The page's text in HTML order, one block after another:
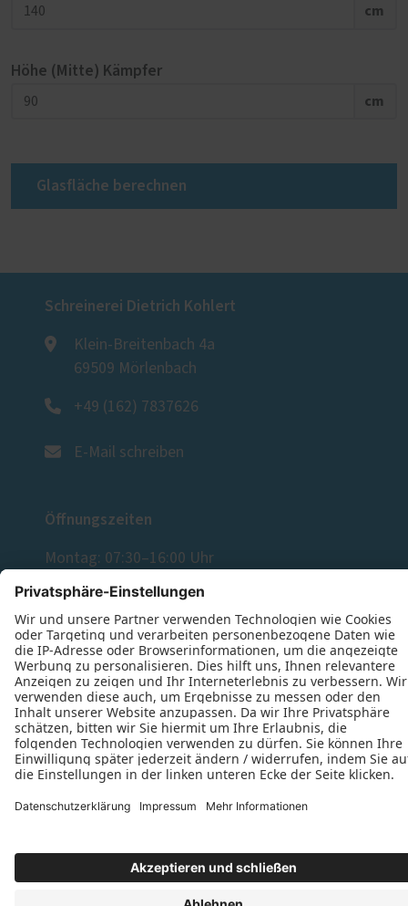
cm
Höhe (Mitte) Kämpfer
cm
Glasfläche berechnen
Schreinerei Dietrich Kohlert
Klein-Breitenbach 4a
69509 Mörlenbach
+49 (162) 7837626
E-Mail schreiben
Öffnungszeiten
Montag: 07:30–16:00 Uhr
Dienstag: 07:30–16:00 Uhr
Donnerstag: 07:30–16:00 Uhr
Freitag: 07:30–16:00 Uhr
Datenschutz Impressum
Kontakt